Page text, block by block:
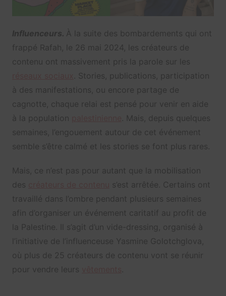
Influenceurs. À la suite des bombardements qui ont
frappé Rafah, le 26 mai 2024, les créateurs de
contenu ont massivement pris la parole sur les
. Stories, publications, participation
à des manifestations, ou encore partage de
cagnotte, chaque relai est pensé pour venir en aide
à la population
. Mais, depuis quelques
semaines, l’engouement autour de cet événement
semble s’être calmé et les stories se font plus rares.
Mais, ce n’est pas pour autant que la mobilisation
des
s’est arrêtée. Certains ont
travaillé dans l’ombre pendant plusieurs semaines
afin d’organiser un événement caritatif au profit de
la Palestine. Il s’agit d’un vide-dressing, organisé à
l’initiative de l’influenceuse Yasmine Golotchglova,
où plus de 25 créateurs de contenu vont se réunir
pour vendre leurs